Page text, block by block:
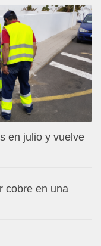
en julio y vuelve
cobre en una